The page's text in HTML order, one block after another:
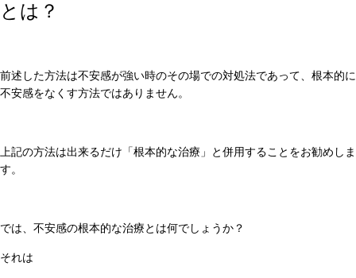
とは？
前述した方法は不安感が強い時のその場での対処法であって、根本的に
不安感をなくす方法ではありません。
上記の方法は出来るだけ「根本的な治療」と併用することをお勧めしま
す。
では、不安感の根本的な治療とは何でしょうか？
それは